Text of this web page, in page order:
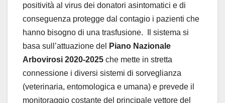
positività al virus dei donatori asintomatici e di
conseguenza protegge dal contagio i pazienti che
hanno bisogno di una trasfusione. Il sistema si
basa sull’attuazione del
Piano Nazionale
Arbovirosi 2020-2025 che mette in stretta
connessione i diversi sistemi di sorveglianza
(veterinaria, entomologica e umana) e prevede il
monitoraggio costante del principale vettore del